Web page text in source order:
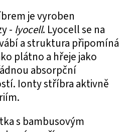
je vyroben
- lyocell. Lyocell se na
a struktura připomíná
plátno a hřeje jako
absorpční
Ionty stříbra aktivně
s bambusovým